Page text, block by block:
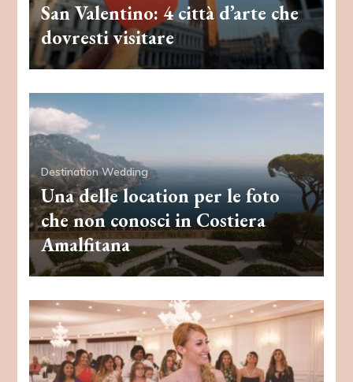
San Valentino: 4 città d’arte che
dovresti visitare
Destination Wedding
Una delle location per le foto
che non conosci in Costiera
Amalfitana